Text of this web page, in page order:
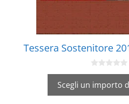
Tessera Sostenitore
0
s
u
Scegli un importo